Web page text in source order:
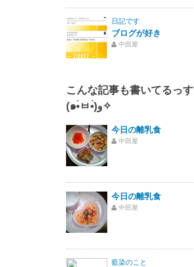
日記です
ブログが好き
中田屋
こんな記事も書いてるっす
(๑•̀ㅂ•́)و✧
今日の離乳食
中田屋
今日の離乳食
中田屋
藍染のこと